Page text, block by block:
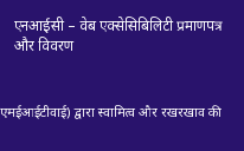
एनआईसी – वेब एक्सेसिबिलिटी प्रमाणपत्र
और विवरण
(एमईआईटीवाई) द्वारा स्वामित्व और रखरखाव की